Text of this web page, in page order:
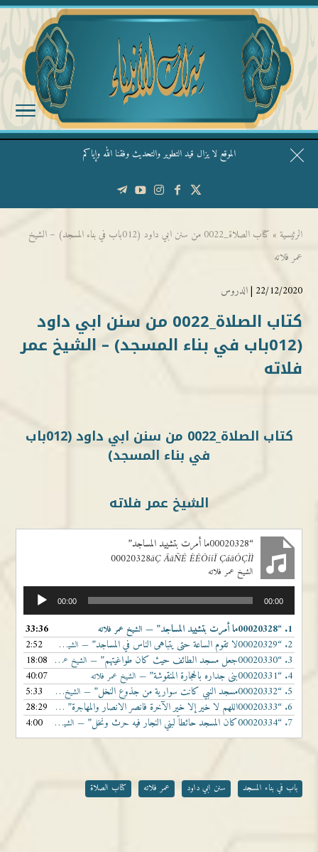
الموقع لا يزال قيد التطوير والتحديث وفقنا الله وإياكم
قال الشيخ ربيع وفقه الله: نحن ليس عندنا تقديس الأشخاص
الرئيسية »
كتاب الصلاة_0022 من سنن ابي داود (012باب في بناء المسجد) – الشيخ
عمر فلاته
22/12/2020 | الدروس
كتاب الصلاة_0022 من سنن ابي داود
(012باب في بناء المسجد) – الشيخ عمر
فلاته
كتاب الصلاة_0022 من سنن ابي داود (012باب
في بناء المسجد)
الشيخ عمر فلاته
“00020328ما أمرت بتشييد المساجد”
00020328ãÇ ÃãÑÊ ÈÊÔííÏ ÇáãÓÇÌÏ
الشيخ عمر فلاته
الصوت
00:00 00:00
1. “00020328ما أمرت بتشييد المساجد” — الشيخ عمر فلاته
33:36
2. “00020329لا تقوم الساعة حتى يتباهى الناس في المساجد” — الشيخ عمر فلاته
2:52
3. “00020330جعل مسجد الطائف حيث كان طواغيتهم” — الشيخ عمر فلاته
18:08
4. “00020331بنى جداره بالحجارة المنقوشة” — الشيخ عمر فلاته
40:07
5. “00020332مسجد النبي كانت سوارية من جذوع النخل” — الشيخ عمر فلاته
5:33
6. “00020333اللهم لا خير إلا خير الآخرة فانصر الانصار والمهاجرة” — الشيخ عمر فلاته
28:29
7. “00020334كان المسجد حائطاً لبني النجار فيه حرث ونخل” — الشيخ عمر فلاته 4:00
باب في بناء المسجد سنن ابي داود عمر فلاته كتاب الصلاة